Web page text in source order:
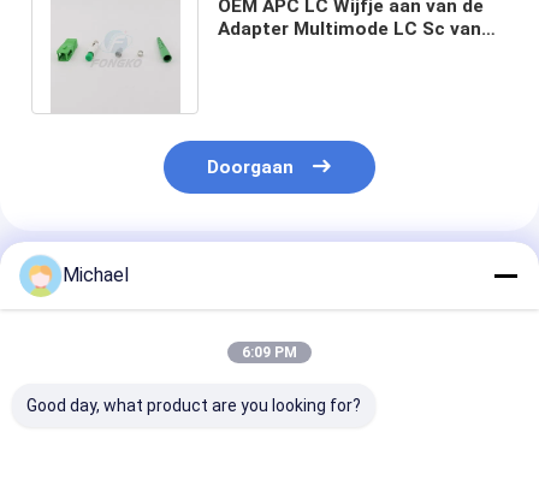
OEM APC LC Wijfje aan van de
Adapter Multimode LC Sc van
Doorgaan
Geadviseerde Producten
Michael
6:09 PM
Good day, what product are you looking for?